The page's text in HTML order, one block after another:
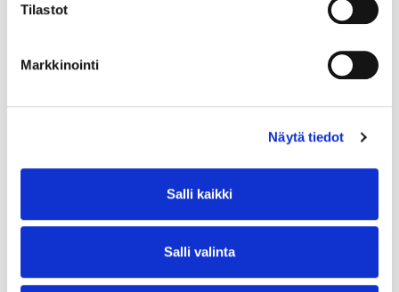
Tilastot
Markkinointi
Näytä tiedot
Salli kaikki
Salli valinta